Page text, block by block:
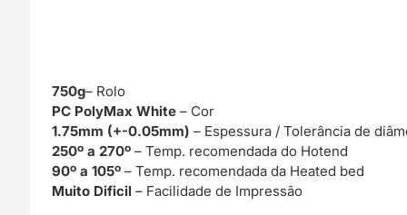
750g– Rolo
PC PolyMax White– Cor
1.75mm (+-0.05mm) – Espessura / Tolerância de
250º a 270º – Temp. recomendada do Hotend
90º a 105º – Temp. recomendada da Heated bed
Muito Dificil– Facilidade de Impressão